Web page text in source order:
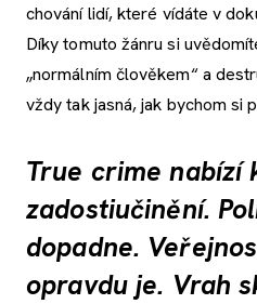
chování lidí, které vídáte v
Díky tomuto žánru si
„normálním člověkem“ a
vždy tak jasná, jak bychom si
True crime nabízí
zadostiučinění.
dopadne.
opravdu je. Vrah